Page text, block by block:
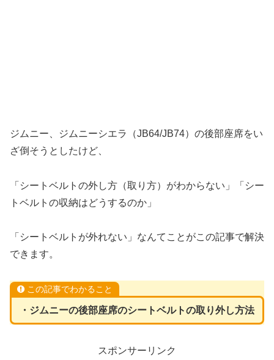
ジムニー、ジムニーシエラ（JB64/JB74）の後部座席をい
ざ倒そうとしたけど、
「シートベルトの外し方（取り方）がわからない」「シー
トベルトの収納はどうするのか」
「シートベルトが外れない」なんてことがこの記事で解決
できます。
この記事でわかること
・ジムニーの後部座席のシートベルトの取り外し方法
スポンサーリンク